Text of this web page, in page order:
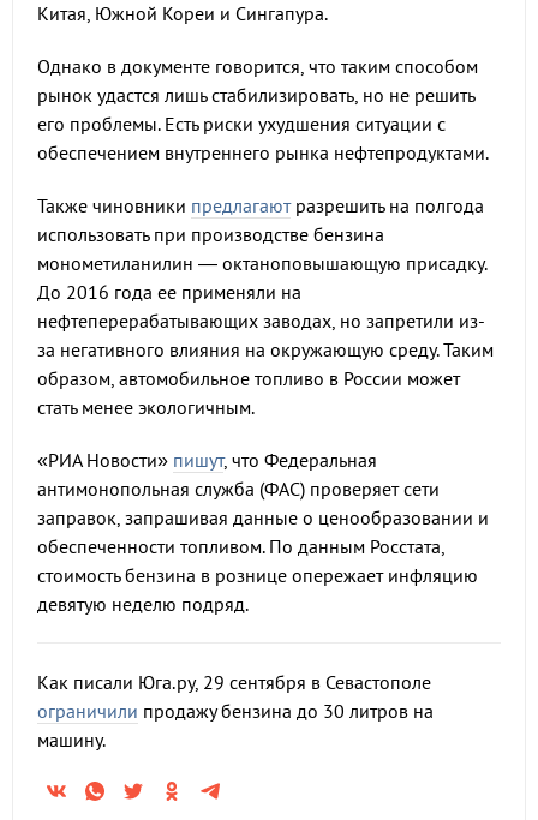
Китая, Южной Кореи и Сингапура.
Однако в документе говорится, что таким способом
рынок удастся лишь стабилизировать, но не решить
его проблемы. Есть риски ухудшения ситуации с
обеспечением внутреннего рынка нефтепродуктами.
Также чиновники предлагаютразрешить на полгода
использовать при производстве бензина
монометиланилин — октаноповышающую присадку.
До 2016 года ее применяли на
нефтеперерабатывающих заводах, но запретили из-
за негативного влияния на окружающую среду. Таким
образом, автомобильное топливо в России может
стать менее экологичным.
«РИА Новости» пишут, что Федеральная
антимонопольная служба (ФАС) проверяет сети
заправок, запрашивая данные о ценообразовании и
обеспеченности топливом. По данным Росстата,
стоимость бензина в рознице опережает инфляцию
девятую неделю подряд.
Как писали Юга.ру, 29 сентября в Севастополе
ограничили продажу бензина до 30 литров на
машину.